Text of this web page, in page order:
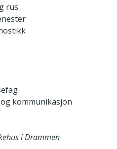
rus
kommunikasjon
i Drammen